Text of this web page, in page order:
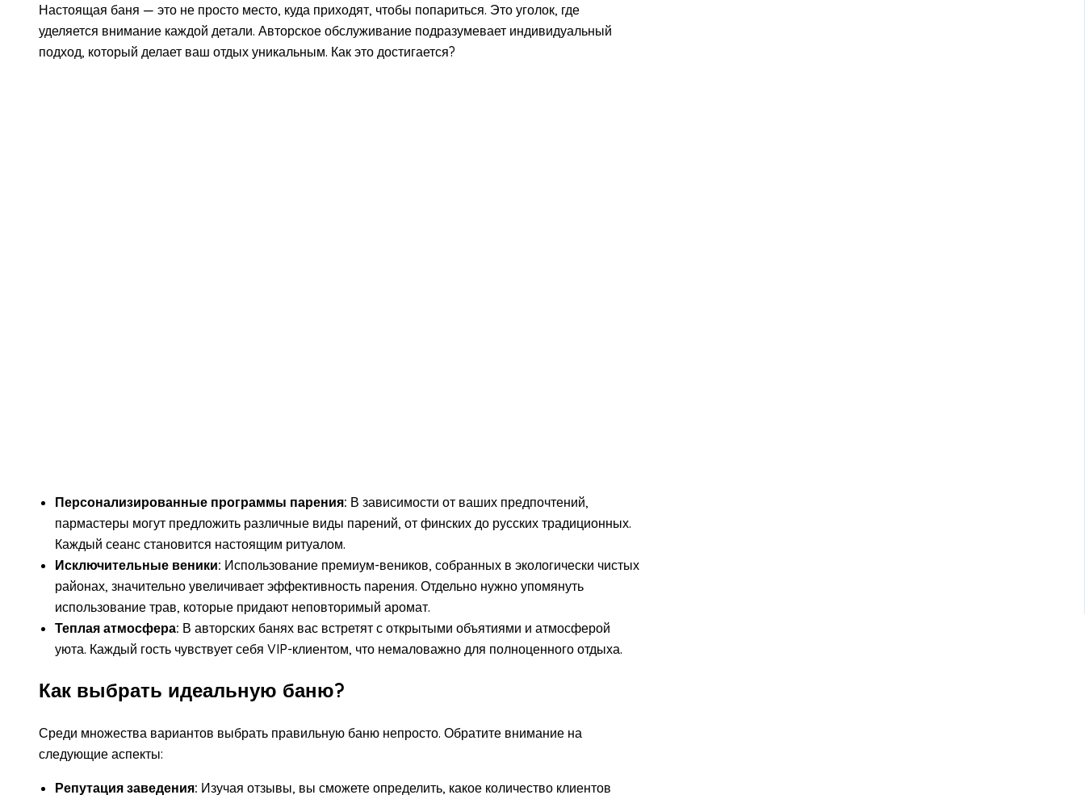
Настоящая баня — это не просто место, куда приходят, чтобы попариться. Это уголок, где
уделяется внимание каждой детали. Авторское обслуживание подразумевает индивидуальный
подход, который делает ваш отдых уникальным. Как это достигается?
Персонализированные программы парения: В зависимости от ваших предпочтений,
пармастеры могут предложить различные виды парений, от финских до русских традиционных.
Каждый сеанс становится настоящим ритуалом.
Исключительные веники: Использование премиум-веников, собранных в экологически чистых
районах, значительно увеличивает эффективность парения. Отдельно нужно упомянуть
использование трав, которые придают неповторимый аромат.
Теплая атмосфера: В авторских банях вас встретят с открытыми объятиями и атмосферой
уюта. Каждый гость чувствует себя VIP-клиентом, что немаловажно для полноценного отдыха.
Как выбрать идеальную баню?
Среди множества вариантов выбрать правильную баню непросто. Обратите внимание на
следующие аспекты:
Репутация заведения: Изучая отзывы, вы сможете определить, какое количество клиентов